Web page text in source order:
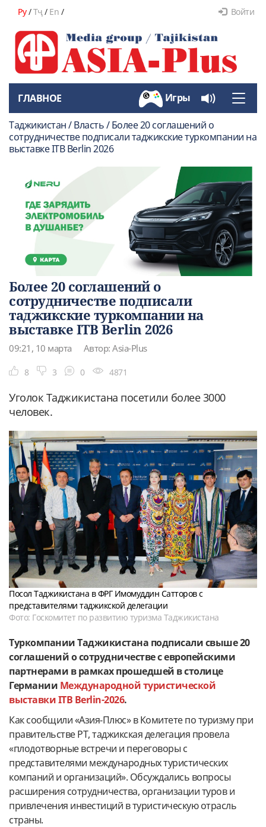
Ру/Тҷ/ En / Войти
Toggle
ГЛАВНОЕ Игры
Таджикистан / Власть / Более 20 соглашений о
сотрудничестве подписали таджикские туркомпании на
выставке ITB Berlin 2026
Более 20 соглашений о
сотрудничестве подписали
таджикские туркомпании на
выставке ITB Berlin 2026
09:21, 10 марта Автор: Asia-Plus
8 3 0 4871
Уголок Таджикистана посетили более 3000
человек.
Посол Таджикистана в ФРГ Имомуддин Сатторов с
представителями таджикской делегации
Фото: Госкомитет по развитию туризма Таджикистана
Туркомпании Таджикистана подписали свыше 20
соглашений о сотрудничестве с европейскими
партнерами в рамках прошедшей в столице
Германии Международной туристической
выставки ITB Berlin-2026.
Как сообщили «Азия-Плюс» в Комитете по туризму при
правительстве РТ, таджикская делегация провела
«плодотворные встречи и переговоры с
представителями международных туристических
компаний и организаций». Обсуждались вопросы
расширения сотрудничества, организации туров и
привлечения инвестиций в туристическую отрасль
страны.